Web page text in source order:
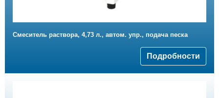
Смеситель раствора, 4,73 л., автом. упр., подача песка
Подробности